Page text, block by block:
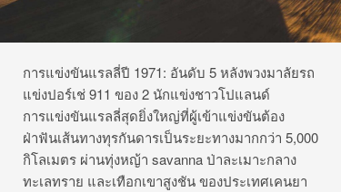
การแข่งขันแรลลี่ปี 1971: อันดับ 5 หลังพวงมาลัยรถ
แข่งปอร์เช่ 911 ของ 2 นักแข่งชาวโปแลนด์
การแข่งขันแรลลี่สุดยิ่งใหญ่ที่ผู้เข้าแข่งขันต้อง
ฝ่าฟันเส้นทางทุรกันดารเป็นระยะทางมากกว่า 5,000
กิโลเมตร ผ่านทุ่งหญ้า savanna ป่าละเมาะกลาง
ทะเลทราย และเทือกเขาสูงชัน ของประเทศเคนยา